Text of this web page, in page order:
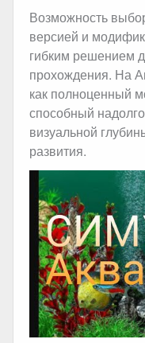
Возможность
версией и
гибким решением
прохождения. На
как полноценный
способный
визуальной
развития.